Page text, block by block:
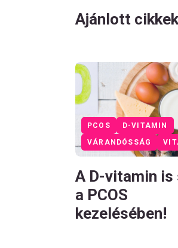
Ajánlott
VÁRANDÓSSÁG
PCOS D-VITAMIN
A D-vitamin
a PCOS
kezelésében!